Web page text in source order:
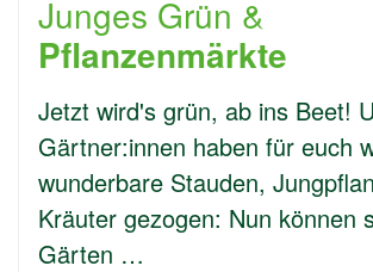
Junges Grün &
Pflanzenmärkte
Jetzt wird's grün, ab ins Beet!
Gärtner:innen haben für euch
wunderbare Stauden,
Kräuter gezogen: Nun können
Gärten …